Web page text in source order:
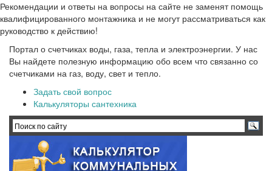
Рекомендации и ответы на вопросы на сайте не заменят помощь
квалифицированного монтажника и не могут рассматриваться как
руководство к действию!
Портал о счетчиках воды, газа, тепла и электроэнергии. У нас
Вы найдете полезную информацию обо всем что связанно со
счетчиками на газ, воду, свет и тепло.
Задать свой вопрос
Калькуляторы сантехника